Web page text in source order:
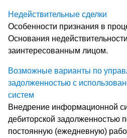
Недействительные сделки
Особенности признания в
Основания
заинтересованным лицом.
Возможные варианты по
задолженностью с
систем
Внедрение информационной
дебиторской задолженностью
постоянную (ежедневную)